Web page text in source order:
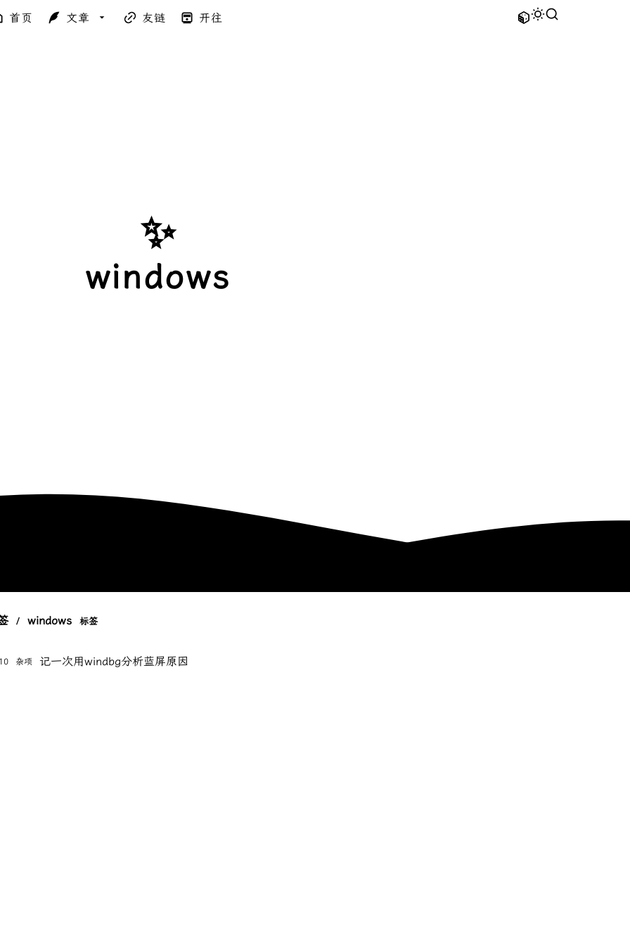
首页 文章 友链 开往
✨
windows
/ windows 标签
杂项 记一次用windbg分析蓝屏原因